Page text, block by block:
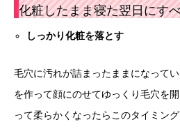
化粧したまま寝た翌日にす
しっかり化粧を落とす
毛穴に汚れが詰まったままになって
を作って顔にのせてゆっくり毛穴を
って柔らかくなったらこのタイミン